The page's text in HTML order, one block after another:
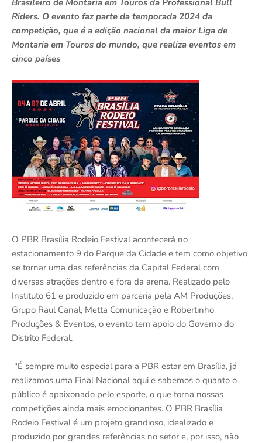
Brasileiro de Montaria em Touros da Professional Bull
Riders. O evento faz parte da temporada 2024 da
competição, que é a edição nacional da maior Liga de
Montaria em Touros do mundo, que realiza eventos em
cinco países
O PBR Brasília Rodeio Festival acontecerá no
estacionamento 9 do Parque da Cidade e tem como objetivo
se tornar uma das referências da Capital Federal com
diversas atrações dentro e fora da arena. Realizado pelo
Instituto 61 e produzido em parceria pela AM Produções,
Grupo Raul Canal, Metta Comunicação e Robertinho
Produções & Eventos, o evento tem apoio do Governo do
Distrito Federal.
"É sempre muito especial para a PBR estar em Brasília, já
realizamos uma Final Nacional aqui e sabemos o quanto o
público é apaixonado pelo esporte, o que torna nossas
competições ainda mais emocionantes. O PBR Brasília
Rodeio Festival é um projeto grandioso, idealizado e
produzido por grandes referências no setor e, por isso, não